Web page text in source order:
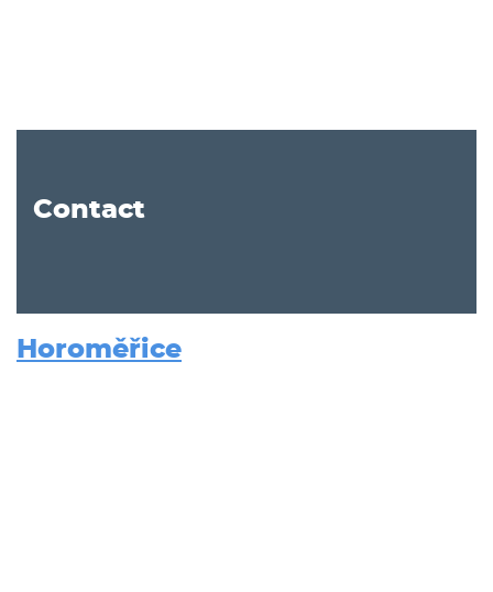
Contact
Horoměřice